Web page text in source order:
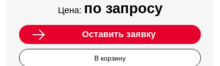
Цена: по запросу
Оставить заявку
В корзину